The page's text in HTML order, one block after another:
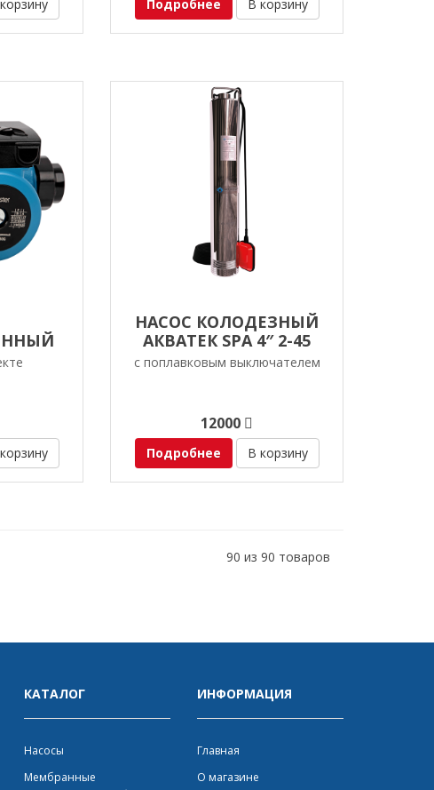
Подробнее В корзину
80G
НАСОС КОЛОДЕЗНЫЙ
АКВАТЕК SPA 4″ 2-45
с поплавковым выключателем
12000
Подробнее В корзину
90 из 90 товаров
КАТАЛОГ
Насосы
Мембранные
ИНФОРМАЦИЯ
Главная
О магазине